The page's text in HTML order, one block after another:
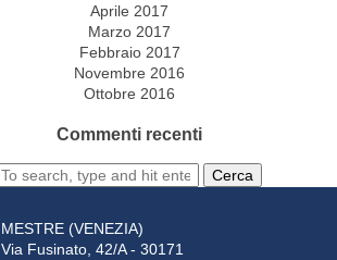
Aprile 2017
Marzo 2017
Febbraio 2017
Novembre 2016
Ottobre 2016
Commenti recenti
Cerca
MESTRE (VENEZIA)
Via Fusinato, 42/A - 30171